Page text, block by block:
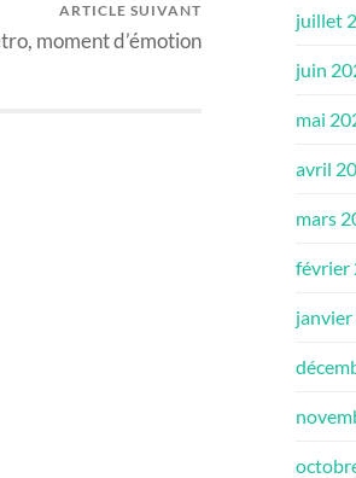
ARTICLE SUIVANT
moment d’émotion
juillet
juin
mai
avril
mars
février